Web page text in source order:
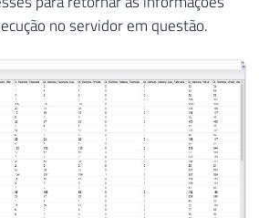
no servidor em questão.